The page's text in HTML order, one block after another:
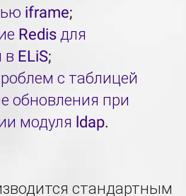
iframe;
Redis для
ELiS;
с таблицей
обновления при
модуля ldap.
стандартным